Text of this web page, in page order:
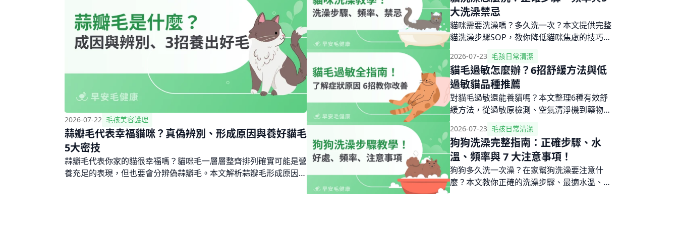
2026-07-22 毛孩美容護理
蒜瓣毛代表幸福貓咪？真偽辨別、形成原因與養好貓毛
5大密技
蒜瓣毛代表你家的貓很幸福嗎？貓咪毛一層層整齊排列確實可能是營
養充足的表現，但也要會分辨偽蒜瓣毛。本文解析蒜瓣毛形成原因、
大洗澡禁忌
貓咪需要洗澡嗎？多久洗一次？本文提供完整
貓洗澡步驟SOP，教你降低貓咪焦慮的技巧，
2026-07-23 毛孩日常清潔
貓毛過敏怎麼辦？6招舒緩方法與低
過敏貓品種推薦
對貓毛過敏還能養貓嗎？本文整理6種有效舒
緩方法，從過敏原檢測、空氣清淨機到藥物治
處。
2026-07-23 毛孩日常清潔
狗狗洗澡完整指南：正確步驟、水
溫、頻率與 7 大注意事項！
狗狗多久洗一次澡？在家幫狗洗澡要注意什
麼？本文教你正確的洗澡步驟、最適水溫、洗